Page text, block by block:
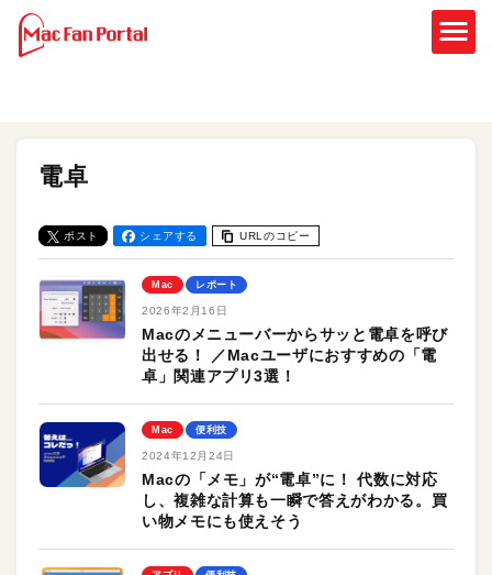
電卓
ポスト シェアする URLのコピー
Mac レポート
2026年2月16日
Macのメニューバーからサッと電卓を呼び
出せる！ ／Macユーザにおすすめの「電
卓」関連アプリ3選！
Mac 便利技
2024年12月24日
Macの「メモ」が“電卓”に！ 代数に対応
し、複雑な計算も一瞬で答えがわかる。買
い物メモにも使えそう